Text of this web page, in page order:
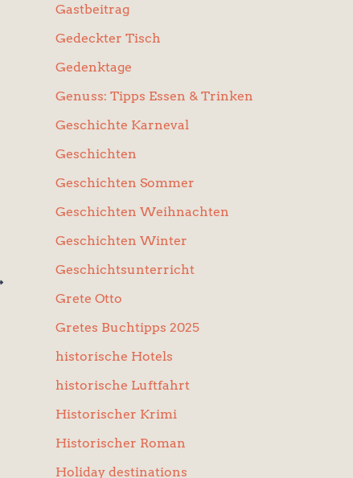
Gastbeitrag
Gedeckter Tisch
Gedenktage
Genuss: Tipps Essen & Trinken
Geschichte Karneval
Geschichten
Geschichten Sommer
Geschichten Weihnachten
Geschichten Winter
Geschichtsunterricht
Grete Otto
Gretes Buchtipps 2025
historische Hotels
historische Luftfahrt
Historischer Krimi
Historischer Roman
Holiday destinations